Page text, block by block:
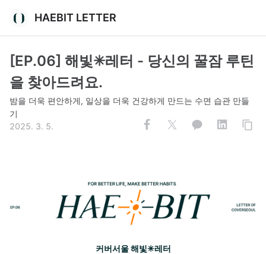
HAEBIT LETTER
[EP.06] 해빛✳︎레터 - 당신의 꿀잠 루틴
을 찾아드려요.
밤을 더욱 편안하게, 일상을 더욱 건강하게 만드는 수면 습관 만들
기
2025. 3. 5.
커버서울 해빛✳︎레터